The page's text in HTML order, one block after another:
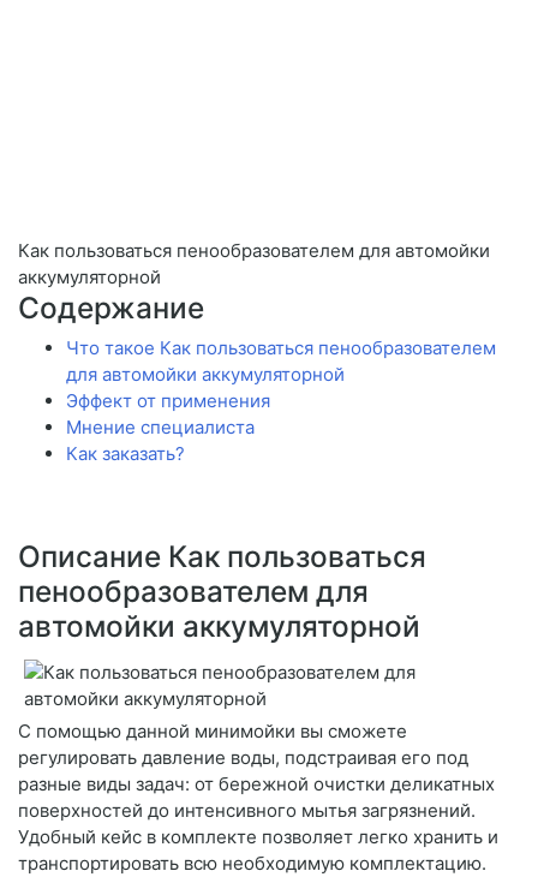
Как пользоваться пенообразователем для автомойки
аккумуляторной
Содержание
Что такое Как пользоваться пенообразователем
для автомойки аккумуляторной
Эффект от применения
Мнение специалиста
Как заказать?
Описание Как пользоваться
пенообразователем для
автомойки аккумуляторной
С помощью данной минимойки вы сможете
регулировать давление воды, подстраивая его под
разные виды задач: от бережной очистки деликатных
поверхностей до интенсивного мытья загрязнений.
Удобный кейс в комплекте позволяет легко хранить и
транспортировать всю необходимую комплектацию.